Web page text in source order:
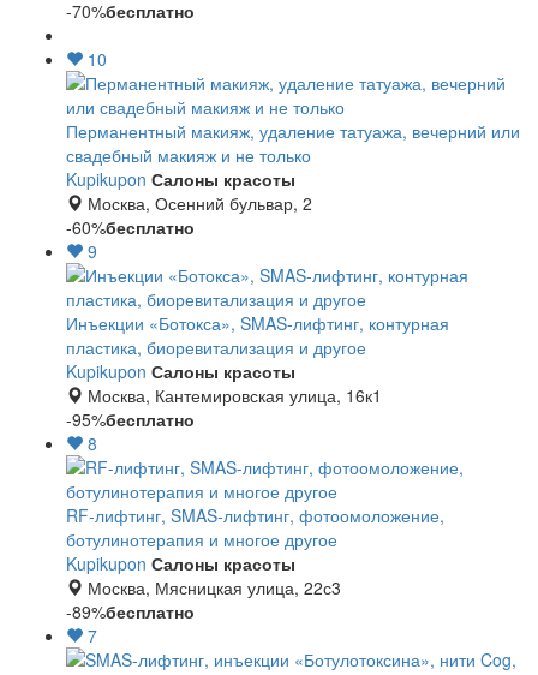
-70%бесплатно
10
Перманентный макияж, удаление татуажа, вечерний или
свадебный макияж и не только
Kupikupon Салоны красоты
Москва, Осенний бульвар, 2
-60%бесплатно
9
Инъекции «Ботокса», SMAS-лифтинг, контурная
пластика, биоревитализация и другое
Kupikupon Салоны красоты
Москва, Кантемировская улица, 16к1
-95%бесплатно
8
RF-лифтинг, SMAS-лифтинг, фотоомоложение,
ботулинотерапия и многое другое
Kupikupon Салоны красоты
Москва, Мясницкая улица, 22с3
-89%бесплатно
7